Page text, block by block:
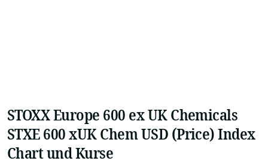
STOXX Europe 600 ex UK Chemicals
STXE 600 xUK Chem USD (Price) Index
Chart und Kurse